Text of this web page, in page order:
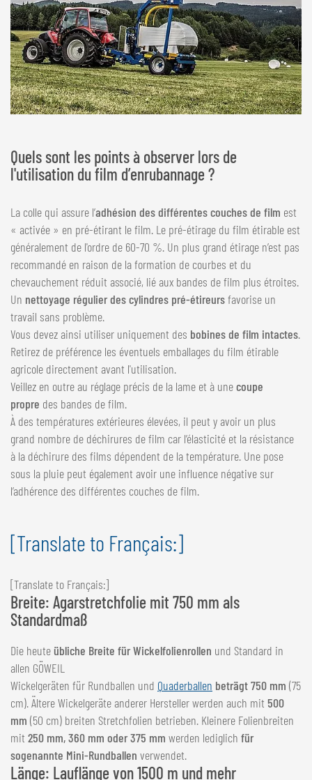
Quels sont les points à observer lors de
l'utilisation du film d’enrubannage ?
La colle qui assure l’adhésion des différentes couches de film est
« activée » en pré-étirant le film. Le pré-étirage du film étirable est
généralement de l'ordre de 60-70 %. Un plus grand étirage n’est pas
recommandé en raison de la formation de courbes et du
chevauchement réduit associé, lié aux bandes de film plus étroites.
Un nettoyage régulier des cylindres pré-étireursfavorise un
travail sans problème.
Vous devez ainsi utiliser uniquement des bobines de film intactes.
Retirez de préférence les éventuels emballages du film étirable
agricole directement avant l'utilisation.
Veillez en outre au réglage précis de la lame et à unecoupe
propre des bandes de film.
À des températures extérieures élevées, il peut y avoir un plus
grand nombre de déchirures de film car l’élasticité et la résistance
à la déchirure des films dépendent de la température. Une pose
sous la pluie peut également avoir une influence négative sur
l’adhérence des différentes couches de film.
[Translate to Français:]
[Translate to Français:]
Breite: Agarstretchfolie mit 750 mm als
Standardmaß
Die heute übliche Breite für Wickelfolienrollen und Standard in
allen GÖWEIL
Wickelgeräten für Rundballen und Quaderballen beträgt 750 mm (75
cm). Ältere Wickelgeräte anderer Hersteller werden auch mit 500
mm (50 cm) breiten Stretchfolien betrieben. Kleinere Folienbreiten
mit 250 mm, 360 mm oder 375 mm werden lediglich für
sogenannte Mini-Rundballen verwendet.
Länge: Lauflänge von 1500 m und mehr